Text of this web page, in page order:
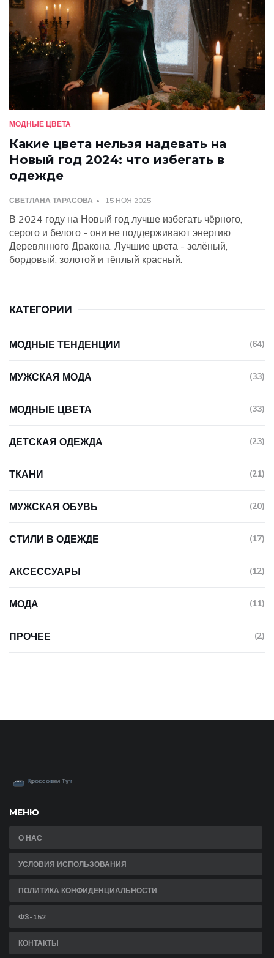
МОДНЫЕ ЦВЕТА
Какие цвета нельзя надевать на
Новый год 2024: что избегать в
одежде
СВЕТЛАНА ТАРАСОВА 15 НОЯ 2025
В 2024 году на Новый год лучше избегать чёрного,
серого и белого - они не поддерживают энергию
Деревянного Дракона. Лучшие цвета - зелёный,
бордовый, золотой и тёплый красный.
КАТЕГОРИИ
МОДНЫЕ ТЕНДЕНЦИИ (64)
МУЖСКАЯ МОДА (33)
МОДНЫЕ ЦВЕТА (33)
ДЕТСКАЯ ОДЕЖДА (23)
ТКАНИ (21)
МУЖСКАЯ ОБУВЬ (20)
СТИЛИ В ОДЕЖДЕ (17)
АКСЕССУАРЫ (12)
МОДА (11)
ПРОЧЕЕ (2)
МЕНЮ
О НАС
УСЛОВИЯ ИСПОЛЬЗОВАНИЯ
ПОЛИТИКА КОНФИДЕНЦИАЛЬНОСТИ
ФЗ-152
КОНТАКТЫ